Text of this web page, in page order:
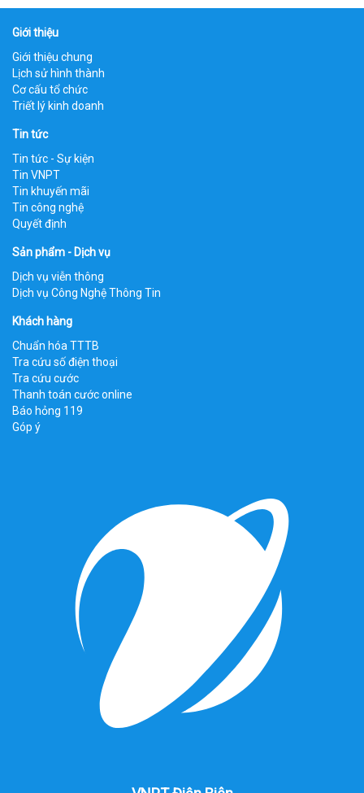
Giới thiệu
Giới thiệu chung
Lịch sử hình thành
Cơ cấu tổ chức
Triết lý kinh doanh
Tin tức
Tin tức - Sự kiện
Tin VNPT
Tin khuyến mãi
Tin công nghệ
Quyết định
Sản phẩm - Dịch vụ
Dịch vụ viễn thông
Dịch vụ Công Nghệ Thông Tin
Khách hàng
Chuẩn hóa TTTB
Tra cứu số điện thoại
Tra cứu cước
Thanh toán cước online
Báo hỏng 119
Góp ý